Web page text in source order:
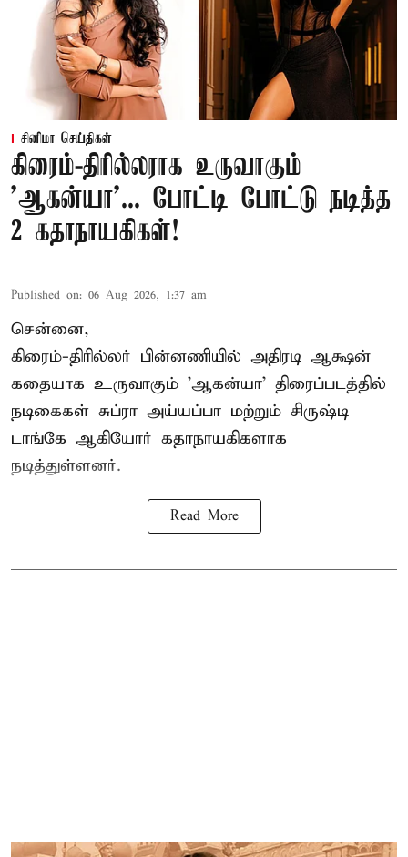
சினிமா செய்திகள்
கிரைம்-திரில்லராக உருவாகும்
'ஆகன்யா'... போட்டி போட்டு நடித்த
2 கதாநாயகிகள்!
Published on: 06 Aug 2026, 1:37 am
சென்னை,
கிரைம்-திரில்லர் பின்னணியில் அதிரடி ஆக்ஷன்
கதையாக உருவாகும் 'ஆகன்யா' திரைப்படத்தில்
நடிகைகள் சுப்ரா அய்யப்பா மற்றும் சிருஷ்டி
டாங்கே ஆகியோர் கதாநாயகிகளாக
நடித்துள்ளனர்.
Read More